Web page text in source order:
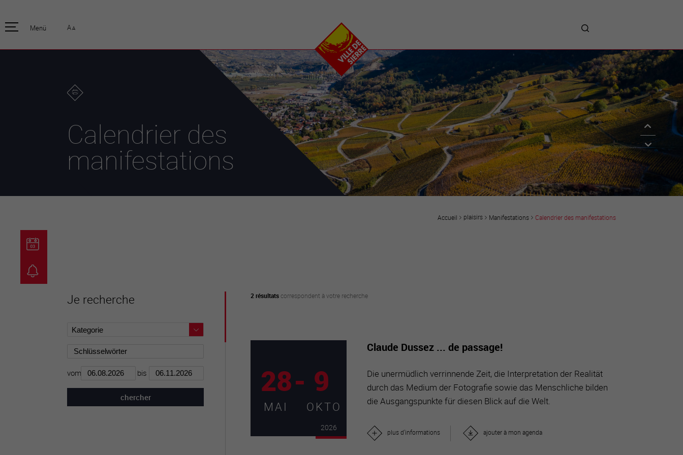
Enfants et écoliers
Formation
environnement
Informations parcelles
Guichet virtuel
Annuaire communal
Emplois
Organisation
communale
Programme de
législature 2025-2028
Stratégies
Jumelage
Manifestations
Art et culture
Sport et loisirs
Vins, gastronomie et
séjours
Clubs et associations
Nature
Projets
Chantiers en ville
Plan directeur du
centre-ville
Prestations
Unternehmen :
Willkommen!
Companies : Welcome!
Imprese : benvenute!
Menü A A
Calendrier des
manifestations
Accueil plaisirs Manifestations Calendrier des manifestations
Je recherche
vom bis
2 résultatscorrespondent à votre recherche
28- 9
MAI OKTO
2026
Claude Dussez ... de passage!
Die unermüdlich verrinnende Zeit, die Interpretation der Realität
durch das Medium der Fotografie sowie das Menschliche bilden
die Ausgangspunkte für diesen Blick auf die Welt.
plus d'informations ajouter à mon agenda